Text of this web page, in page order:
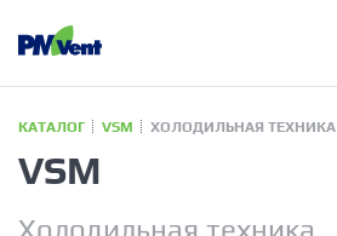
КАТАЛОГ VSM ХОЛОДИЛЬНАЯ ТЕХНИКА
VSM
Холодильная техника